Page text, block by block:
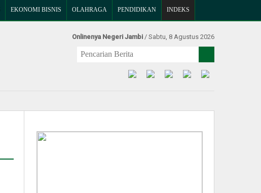
EKONOMI BISNIS OLAHRAGA PENDIDIKAN INDEKS
Onlinenya Negeri Jambi / Sabtu, 8 Agustus 2026